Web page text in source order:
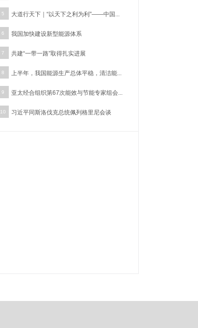
5 大道行天下｜“以天下之利为利”——中国...
6 我国加快建设新型能源体系
7 共建“一带一路”取得扎实进展
8 上半年，我国能源生产总体平稳，清洁能...
9 亚太经合组织第67次能效与节能专家组会...
10 习近平同斯洛伐克总统佩列格里尼会谈